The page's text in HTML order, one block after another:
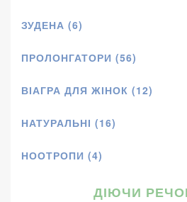
ЗУДЕНА (6)
ПРОЛОНГАТОРИ (56)
ВІАГРА ДЛЯ ЖІНОК (12)
НАТУРАЛЬНІ (16)
НООТРОПИ (4)
ДІЮЧИ